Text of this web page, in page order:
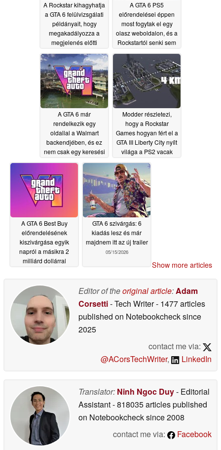
A Rockstar kihagyhatja
a GTA 6 felülvizsgálati
példányait, hogy
megakadályozza a
megjelenés előtti
05/19/2026
A GTA 6 PS5
előrendelései éppen
most fogytak el egy
olasz weboldalon, és a
Rockstartól senki sem
05/18/2026
A GTA 6 már
rendelkezik egy
oldallal a Walmart
backendjében, és ez
nem csak egy keresési
05/18/2026
Modder részletezi,
hogy a Rockstar
Games hogyan fért el a
GTA III Liberty City nyílt
világa a PS2 vacak
belül
A GTA 6 Best Buy
előrendelésének
kiszivárgása egyik
napról a másikra 2
milliárd dollárral
GTA 6 szivárgás: 6
kiadás lesz és már
majdnem itt az új trailer
05/15/2026
Show more articles
Editor of theoriginal article:Adam
Corsetti- Tech Writer- 1477 articles
published on Notebookchecksince
2025
contact me via:
@ACorsTechWriter, LinkedIn
Translator: Ninh Ngoc Duy- Editorial
Assistant- 818035 articles published
on Notebookchecksince 2008
contact me via:
Facebook